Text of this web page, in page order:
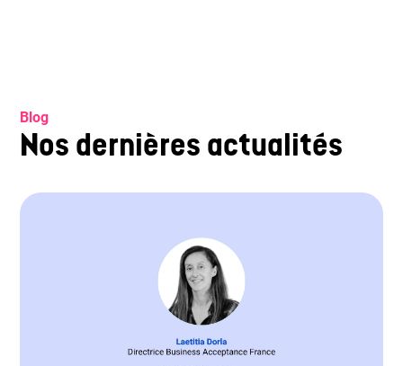
Blog
Nos dernières actualités